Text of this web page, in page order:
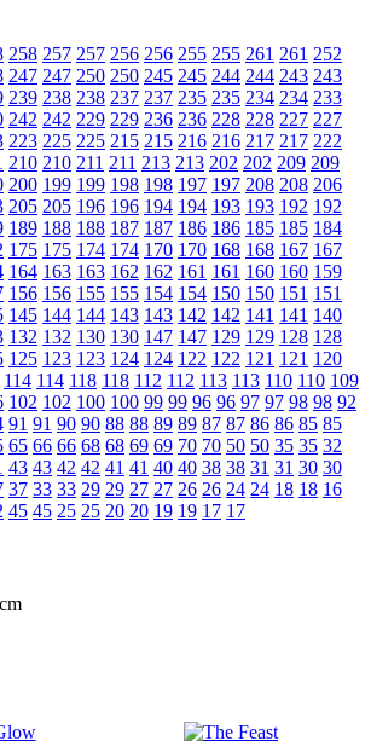
258 257 257 256 256 255 255 261 261 252
247 247 250 250 245 245 244 244 243 243
239 238 238 237 237 235 235 234 234 233
242 242 229 229 236 236 228 228 227 227
223 225 225 215 215 216 216 217 217 222
210 210 211 211 213 213 202 202 209 209
200 199 199 198 198 197 197 208 208 206
205 205 196 196 194 194 193 193 192 192
189 188 188 187 187 186 186 185 185 184
175 175 174 174 170 170 168 168 167 167
164 163 163 162 162 161 161 160 160 159
156 156 155 155 154 154 150 150 151 151
145 144 144 143 143 142 142 141 141 140
132 132 130 130 147 147 129 129 128 128
125 123 123 124 124 122 122 121 121 120
114 114 118 118 112 112 113 113 110 110 109
102 102 100 100 99 99 96 96 97 97 98 98 92
91 91 90 90 88 88 89 89 87 87 86 86 85 85
65 66 66 68 68 69 69 70 70 50 50 35 35 32
43 43 42 42 41 41 40 40 38 38 31 31 30 30
37 33 33 29 29 27 27 26 26 24 24 18 18 16
45 45 25 25 20 20 19 19 17 17